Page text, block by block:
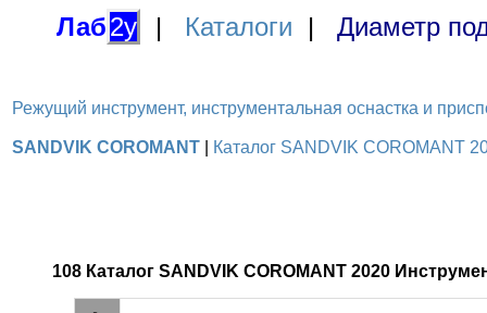
Лаб2у | Каталоги | Диаметр
Режущий инструмент, инструментальная оснастка и
SANDVIK COROMANT Каталог SANDVIK COROMANT
108 Каталог SANDVIK COROMANT 2020